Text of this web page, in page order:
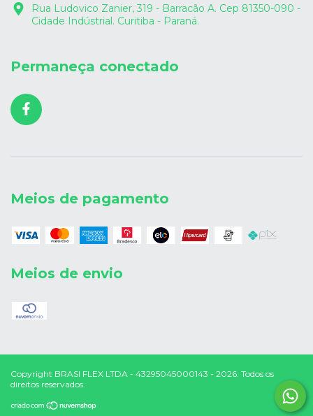
Rua Ludovico Zanier, 319 - Barracão A. Cep 81350-090 -
Cidade Indústrial. Curitiba - Paraná.
Permaneça conectado
Meios de pagamento
Meios de envio
Copyright BRASI FLEX LTDA - 43295045000143 - 2026. Todos os
direitos reservados.